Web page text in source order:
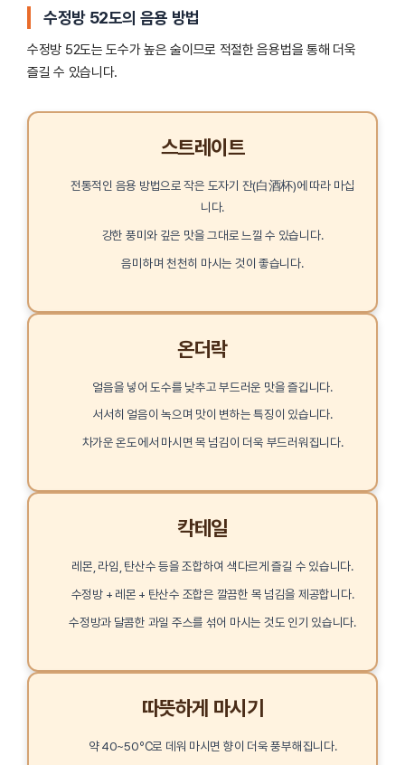
수정방 52도의 음용 방법
수정방 52도는 도수가 높은 술이므로 적절한 음용법을 통해 더욱
즐길 수 있습니다.
스트레이트
전통적인 음용 방법으로 작은 도자기 잔(白酒杯)에 따라 마십
니다.
강한 풍미와 깊은 맛을 그대로 느낄 수 있습니다.
음미하며 천천히 마시는 것이 좋습니다.
온더락
얼음을 넣어 도수를 낮추고 부드러운 맛을 즐깁니다.
서서히 얼음이 녹으며 맛이 변하는 특징이 있습니다.
차가운 온도에서 마시면 목 넘김이 더욱 부드러워집니다.
칵테일
레몬, 라임, 탄산수 등을 조합하여 색다르게 즐길 수 있습니다.
수정방 + 레몬 + 탄산수 조합은 깔끔한 목 넘김을 제공합니다.
수정방과 달콤한 과일 주스를 섞어 마시는 것도 인기 있습니다.
따뜻하게 마시기
약 40~50℃로 데워 마시면 향이 더욱 풍부해집니다.